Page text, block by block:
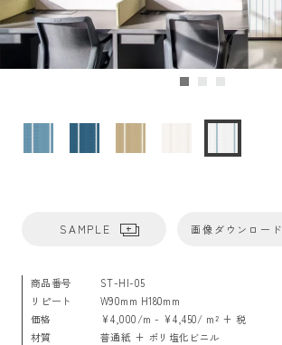
SAMPLE 画像ダウンロード
商品番号
ST-HI-05
リピート
W90mm H180mm
価格
¥4,000/m - ¥4,450/ m² + 税
材質
普通紙 + ポリ塩化ビニル